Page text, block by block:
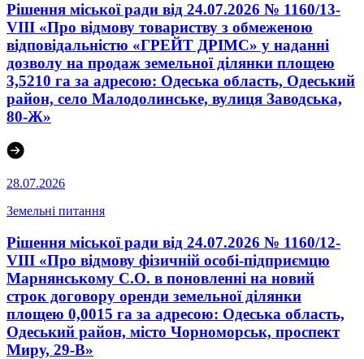
Рішення міської ради від 24.07.2026 № 1160/13-
VIII «Про відмову товариству з обмеженою
відповідальністю «ГРЕЙТ ДРІМС» у наданні
дозволу на продаж земельної ділянки площею
3,5210 га за адресою: Одеська область, Одеський
район, село Малодолинське, вулиця Заводська,
80-Ж»
28.07.2026
Земельні питання
Рішення міської ради від 24.07.2026 № 1160/12-
VIII «Про відмову фізичній особі-підприємцю
Марнянському С.О. в поновленні на новий
строк договору оренди земельної ділянки
площею 0,0015 га за адресою: Одеська область,
Одеський район, місто Чорноморськ, проспект
Миру, 29-В»